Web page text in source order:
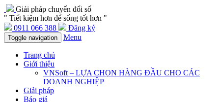
Giải pháp chuyển đổi số
" Tiết kiệm hơn để sống tốt hơn "
0911 066 388
Đăng ký
Toggle navigation Menu
Trang chủ
Giới thiệu
VNSoft – LỰA CHỌN HÀNG ĐẦU CHO CÁC
DOANH NGHIỆP
Giải pháp
Báo giá